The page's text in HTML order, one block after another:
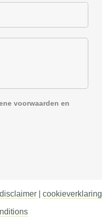
voorwaarden en
disclaimer cookieverklaring